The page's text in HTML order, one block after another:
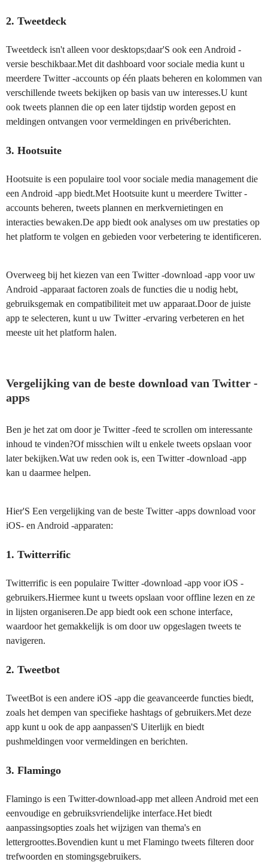
2. Tweetdeck
Tweetdeck isn't alleen voor desktops;daar'S ook een Android -
versie beschikbaar.Met dit dashboard voor sociale media kunt u
meerdere Twitter -accounts op één plaats beheren en kolommen van
verschillende tweets bekijken op basis van uw interesses.U kunt
ook tweets plannen die op een later tijdstip worden gepost en
meldingen ontvangen voor vermeldingen en privéberichten.
3. Hootsuite
Hootsuite is een populaire tool voor sociale media management die
een Android -app biedt.Met Hootsuite kunt u meerdere Twitter -
accounts beheren, tweets plannen en merkvernietingen en
interacties bewaken.De app biedt ook analyses om uw prestaties op
het platform te volgen en gebieden voor verbetering te identificeren.
Overweeg bij het kiezen van een Twitter -download -app voor uw
Android -apparaat factoren zoals de functies die u nodig hebt,
gebruiksgemak en compatibiliteit met uw apparaat.Door de juiste
app te selecteren, kunt u uw Twitter -ervaring verbeteren en het
meeste uit het platform halen.
Vergelijking van de beste download van Twitter -
apps
Ben je het zat om door je Twitter -feed te scrollen om interessante
inhoud te vinden?Of misschien wilt u enkele tweets opslaan voor
later bekijken.Wat uw reden ook is, een Twitter -download -app
kan u daarmee helpen.
Hier'S Een vergelijking van de beste Twitter -apps download voor
iOS- en Android -apparaten:
1. Twitterrific
Twitterrific is een populaire Twitter -download -app voor iOS -
gebruikers.Hiermee kunt u tweets opslaan voor offline lezen en ze
in lijsten organiseren.De app biedt ook een schone interface,
waardoor het gemakkelijk is om door uw opgeslagen tweets te
navigeren.
2. Tweetbot
TweetBot is een andere iOS -app die geavanceerde functies biedt,
zoals het dempen van specifieke hashtags of gebruikers.Met deze
app kunt u ook de app aanpassen'S Uiterlijk en biedt
pushmeldingen voor vermeldingen en berichten.
3. Flamingo
Flamingo is een Twitter-download-app met alleen Android met een
eenvoudige en gebruiksvriendelijke interface.Het biedt
aanpassingsopties zoals het wijzigen van thema's en
lettergroottes.Bovendien kunt u met Flamingo tweets filteren door
trefwoorden en stomingsgebruikers.